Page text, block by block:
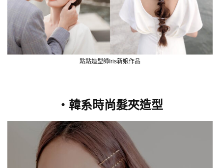
點點造型師Iris新娘作品
・韓系時尚髮夾造型